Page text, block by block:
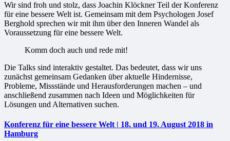
Wir sind froh und stolz, dass Joachin Klöckner Teil der Konferenz
für eine bessere Welt ist. Gemeinsam mit dem Psychologen Josef
Berghold sprechen wir mit ihm über den Inneren Wandel als
Voraussetzung für eine bessere Welt.
Komm doch auch und rede mit!
Die Talks sind interaktiv gestaltet. Das bedeutet, dass wir uns
zunächst gemeinsam Gedanken über aktuelle Hindernisse,
Probleme, Missstände und Herausforderungen machen – und
anschließend zusammen nach Ideen und Möglichkeiten für
Lösungen und Alternativen suchen.
Konferenz für eine bessere Welt | 18. und 19. August 2018 in
Hamburg